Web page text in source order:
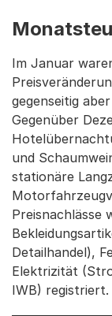
Im Januar
gegenseitig
Gegenüber
und
stationäre
Preisnachlässe
Detailhandel),
Elektrizität
IWB) registriert.